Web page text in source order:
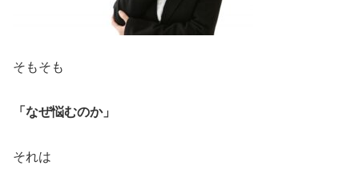
そもそも
「なぜ悩むのか」
それは